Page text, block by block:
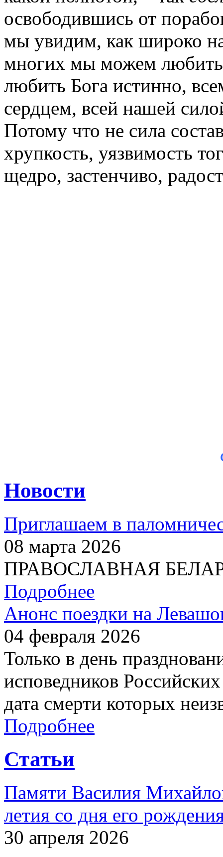
освободившись от
мы увидим, как широко
многих мы можем
любить Бога истинно,
сердцем, всей нашей
Потому что не сила
хрупкость, уязвимость
щедро, застенчиво,
Новости
Приглашаем в
08 марта 2026
ПРАВОСЛАВНАЯ
Подробнее
Анонс поездки на
04 февраля 2026
Только в день
исповедников
дата смерти которых
Подробнее
Статьи
Памяти Василия
летия со дня его
30 апреля 2026